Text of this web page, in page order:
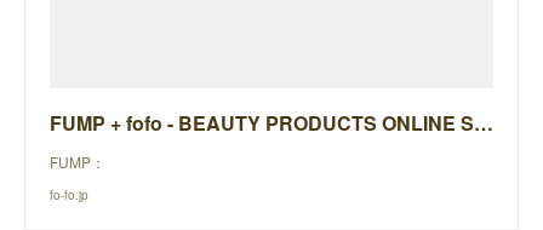
FUMP + fofo - BEAUTY PRODUCTS ONLINE STORE -
FUMP：
fo-fo.jp